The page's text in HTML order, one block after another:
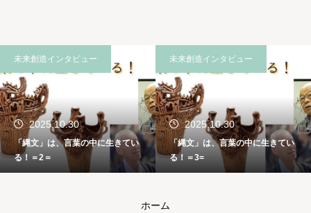
未来創造インタビュー
2025.10.30
「縄文」は、言葉の中に生きてい
る！＝2＝
未来創造インタビュー
2025.10.30
「縄文」は、言葉の中に生きてい
る！＝3=
ホーム